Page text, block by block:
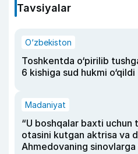
Tavsiyalar
O‘zbekiston
Toshkentda o‘pirilib
6 kishiga sud hukmi o‘qildi
Madaniyat
“U boshqalar baxti uchun
otasini kutgan aktrisa va
Ahmedovaning sinovlarga